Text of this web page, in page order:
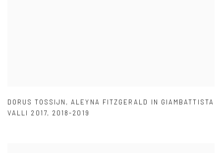
DORUS TOSSIJN ,ALEYNA FITZGERALD IN GIAMBATTISTA
VALLI 2017, 2018-2019